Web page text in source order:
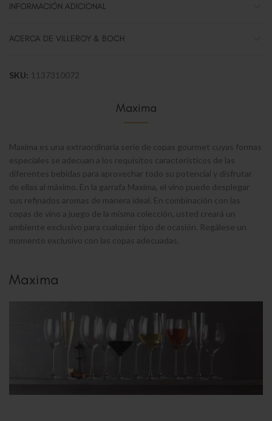
INFORMACIÓN ADICIONAL
ACERCA DE VILLEROY & BOCH
SKU: 1137310072
Maxima
Maxima es una extraordinaria serie de copas gourmet cuyas formas
especiales se adecuan a los requisitos característicos de las
diferentes bebidas para aprovechar todo su potencial y disfrutar
de ellas al máximo. En la garrafa Maxima, el vino puede desplegar
sus refinados aromas de manera ideal. En combinación con las
copas de vino a juego de la misma colección, usted creará un
ambiente exclusivo para cualquier tipo de ocasión. Regálese un
momento exclusivo con las copas adecuadas.
Maxima